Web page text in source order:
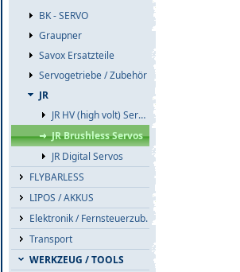
BK - SERVO
Graupner
Savox Ersatzteile
Servogetriebe / Zubehör
JR
JR HV (high volt) Servos
JR Brushless Servos
JR Digital Servos
FLYBARLESS
LIPOS / AKKUS
Elektronik / Fernsteuerzub.
Transport
WERKZEUG / TOOLS